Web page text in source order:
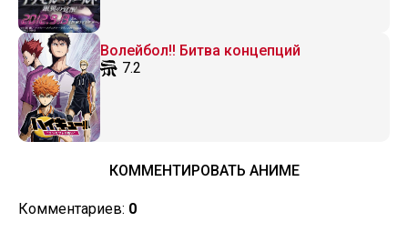
Волейбол!! Битва концепций
7.2
КОММЕНТИРОВАТЬ АНИМЕ
Комментариев: 0